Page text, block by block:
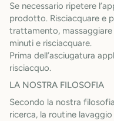
Se necessario ripetere
prodotto. Risciacquare e
trattamento,
minuti e risciacquare.
Prima dell’asciugatura
risciacquo.
LA NOSTRA FILOSOFIA
Secondo la nostra
ricerca, la routine